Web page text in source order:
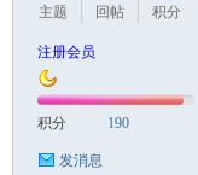
主题
回帖
积分
注册会员
积分 190
发消息